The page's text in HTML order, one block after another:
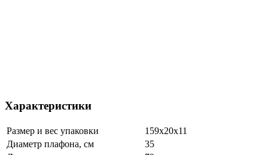
Характеристики
Размер и вес упаковки
159х20х11
Диаметр плафона, см
35